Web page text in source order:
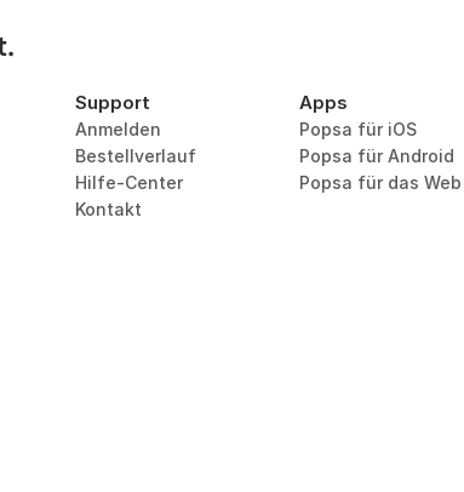
Support
Anmelden
Bestellverlauf
Hilfe-Center
Kontakt
Apps
Popsa für iOS
Popsa für Android
Popsa für das Web